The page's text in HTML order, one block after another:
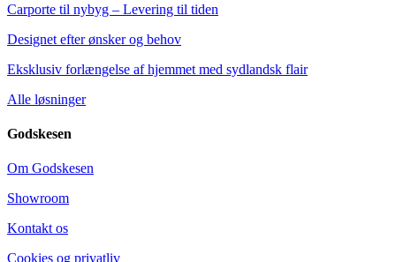
Carporte til nybyg – Levering til tiden
Designet efter ønsker og behov
Eksklusiv forlængelse af hjemmet med sydlandsk flair
Alle løsninger
Godskesen
Om Godskesen
Showroom
Kontakt os
Cookies og privatliv